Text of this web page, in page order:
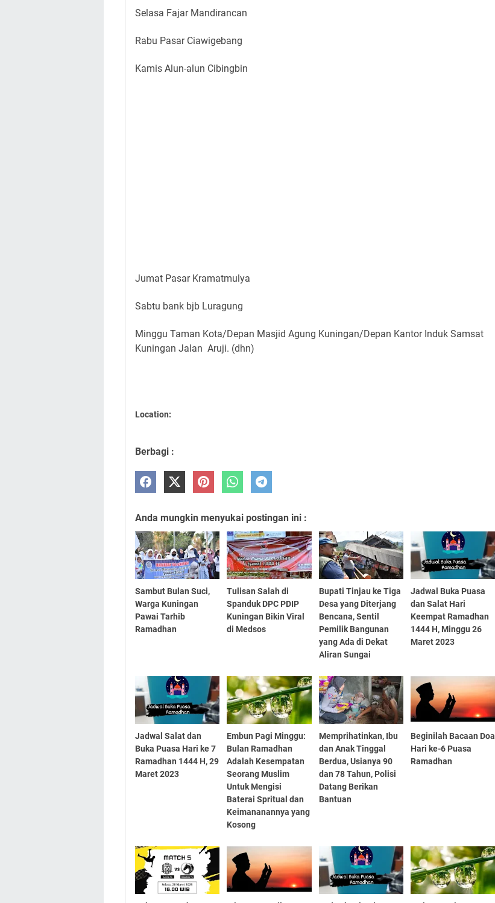
Selasa Fajar Mandirancan
Rabu Pasar Ciawigebang
Kamis Alun-alun Cibingbin
Jumat Pasar Kramatmulya
Sabtu bank bjb Luragung
Minggu Taman Kota/Depan Masjid Agung Kuningan/Depan Kantor Induk Samsat
Kuningan Jalan Aruji. (dhn)
Location:
Berbagi :
Anda mungkin menyukai postingan ini :
Sambut Bulan Suci,
Warga Kuningan
Pawai Tarhib
Ramadhan
Tulisan Salah di
Spanduk DPC PDIP
Kuningan Bikin Viral
di Medsos
Bupati Tinjau ke Tiga
Desa yang Diterjang
Bencana, Sentil
Pemilik Bangunan
yang Ada di Dekat
Aliran Sungai
Jadwal Buka Puasa
dan Salat Hari
Keempat Ramadhan
1444 H, Minggu 26
Maret 2023
Jadwal Salat dan
Buka Puasa Hari ke 7
Ramadhan 1444 H, 29
Maret 2023
Embun Pagi Minggu:
Bulan Ramadhan
Adalah Kesempatan
Seorang Muslim
Untuk Mengisi
Baterai Spritual dan
Keimananannya yang
Kosong
Memprihatinkan, Ibu
dan Anak Tinggal
Berdua, Usianya 90
dan 78 Tahun, Polisi
Datang Berikan
Bantuan
Beginilah Bacaan Doa
Hari ke-6 Puasa
Ramadhan